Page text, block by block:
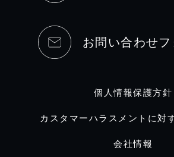
お問い合わせフ
個人情報保護方針
カスタマーハラスメントに対
会社情報